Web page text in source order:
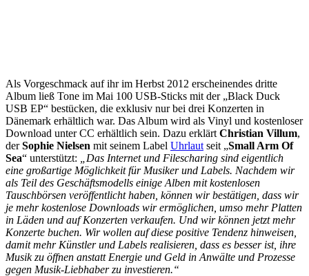
Als Vorgeschmack auf ihr im Herbst 2012 erscheinendes dritte
Album ließ Tone im Mai 100 USB-Sticks mit der „Black Duck
USB EP“ bestücken, die exklusiv nur bei drei Konzerten in
Dänemark erhältlich war. Das Album wird als Vinyl und kostenloser
Download unter CC erhältlich sein. Dazu erklärt Christian Villum,
derSophie Nielsen mit seinem Label Uhrlaut seit „Small Arm Of
Sea“ unterstützt:
„Das Internet und Filescharing sind eigentlich
eine großartige Möglichkeit für Musiker und Labels. Nachdem wir
als Teil des Geschäftsmodells einige Alben mit kostenlosen
Tauschbörsen veröffentlicht haben, können wir bestätigen, dass wir
je mehr kostenlose Downloads wir ermöglichen, umso mehr Platten
in Läden und auf Konzerten verkaufen. Und wir können jetzt mehr
Konzerte buchen. Wir wollen auf diese positive Tendenz hinweisen,
damit mehr Künstler und Labels realisieren, dass es besser ist, ihre
Musik zu öffnen anstatt Energie und Geld in Anwälte und Prozesse
gegen Musik-Liebhaber zu investieren.“